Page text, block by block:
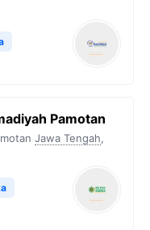
Pamotan
Jawa Tengah,